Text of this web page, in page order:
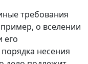
требования
о вселении
его
несения